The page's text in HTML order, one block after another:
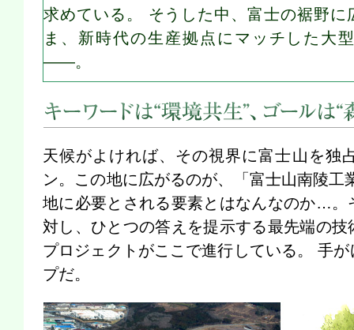
求めている。 そうした中、富士の裾野に
ま、新時代の生産拠点にマッチした大
――。
天候がよければ、その視界に富士山を独
ン。この地に広がるのが、「富士山南陵工
地に必要とされる要素とはなんなのか…。
対し、ひとつの答えを提示する最先端の
プロジェクトがここで進行している。 手
プだ。